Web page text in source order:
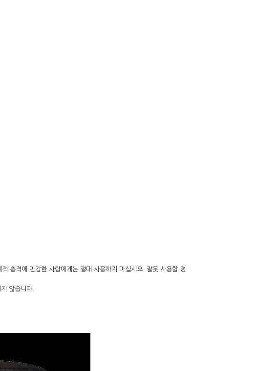
충격에 민감한 사람에게는 절대 사용하지 마십시오. 잘못 사용할 경
않습니다.